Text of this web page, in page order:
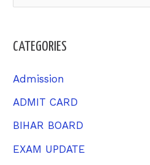
c
h
f
CATEGORIES
Admission
ADMIT CARD
BIHAR BOARD
EXAM UPDATE